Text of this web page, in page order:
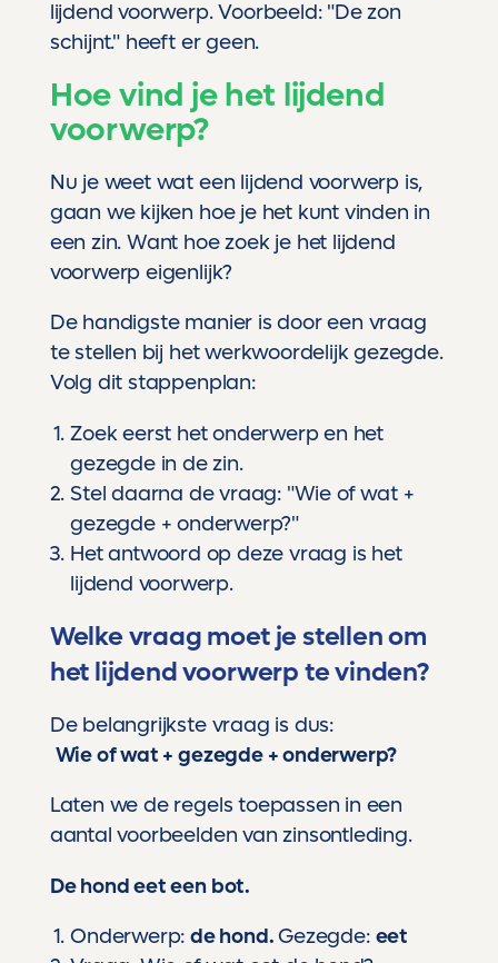
lijdend voorwerp. Voorbeeld: "De zon
schijnt." heeft er geen.
Hoe vind je het lijdend
voorwerp?
Nu je weet wat een lijdend voorwerp is,
gaan we kijken hoe je het kunt vinden in
een zin. Want hoe zoek je het lijdend
voorwerp eigenlijk?
De handigste manier is door een vraag
te stellen bij het werkwoordelijk gezegde.
Volg dit stappenplan:
Zoek eerst het onderwerp en het
gezegde in de zin.
Stel daarna de vraag: "Wie of wat +
gezegde + onderwerp?"
Het antwoord op deze vraag is het
lijdend voorwerp.
Welke vraag moet je stellen om
het lijdend voorwerp te vinden?
De belangrijkste vraag is dus:
Wie of wat + gezegde + onderwerp?
Laten we de regels toepassen in een
aantal voorbeelden van zinsontleding.
De hond eet een bot.
Onderwerp: de hond.Gezegde: eet